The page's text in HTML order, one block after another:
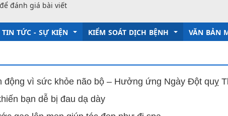
đánh giá bài viết
vụ
TIN TỨC - SỰ KIỆN
Kỷ niệm 135 năm ngày sinh Chủ tịch Hồ chí minh
Tin trong nước và quốc tế
KIỂM SOÁT DỊCH BỆNH
Truyền thông giáo dục sức khỏe
Dinh dưỡng - An toàn vệ sinh thực phẩm
VĂN BẢN
Trung tâm
động vì sức khỏe não bộ – Hưởng ứng Ngày Đột quỵ
bạn dễ bị đau dạ dày